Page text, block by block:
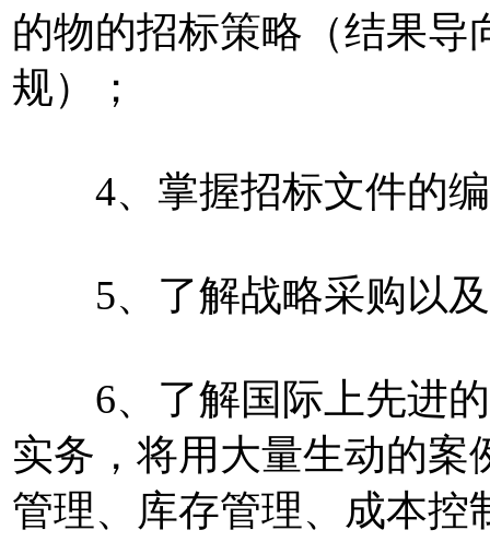
的物的招标策略（结果导
规）；
4、掌握招标文件的编
5、了解战略采购以及
6、了解国际上先进的
实务，将用大量生动的案
管理、库存管理、成本控